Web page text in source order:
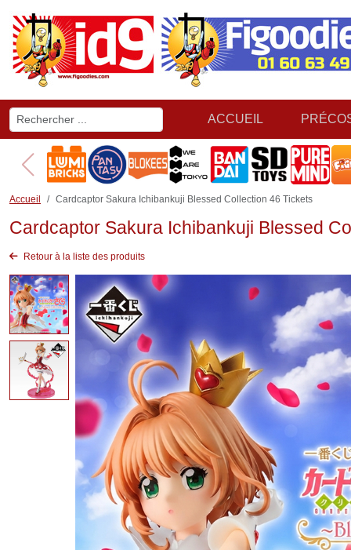
ACCUEIL
Accueil Cardcaptor Sakura Ichibankuji Blessed Collection 46 Tickets
Cardcaptor Sakura Ichibankuji Blessed
Retour à la liste des produits